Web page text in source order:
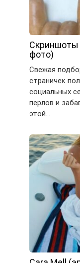
Скриншоты
фото)
Свежая
страничек
социальных
перлов и
этой…